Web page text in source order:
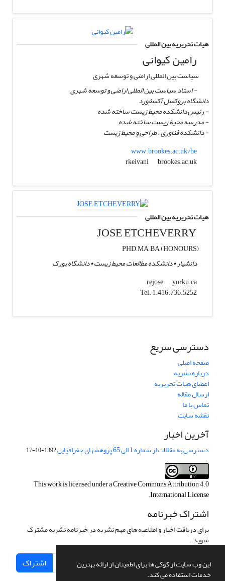
این وب سایت از کوکی ها برای اطمینان از ارائه بهترین
خدمات استفاده می کند.
هیات تحریریه بین المللی
رامین کیوانی
سیاست بین المللی اراضی و توسعه شهری
- استاد سیاست بین المللی اراضی و توسعه شهری
دانشگاه بروکسل آکسفورد
- رئیس دانشکده محیط زیست ساخته شده
- مدرسه محیط زیست ساخته شده
- دانشکده فناوری ، طراحی و محیط زیست
www.brookes.ac.uk/be
rkeivani
brookes.ac.uk
هیات تحریریه بین المللی
JOSE ETCHEVERRY
PHD, MA, BA (HONOURS)
دانشیار • دانشکده مطالعات محیط زیست • دانشگاه یورک
rejose
yorku.ca
Tel. 1.416.736.5252
دسترسی سریع
صفحه اصلی
درباره نشریه
اعضای هیات تحریریه
ارسال مقاله
تماس با ما
نقشه سایت
آخرین اخبار
دسترسی به مقالات از شماره 1 الی 65 پژوهشهای جغرافیایی 1392-10-17
This work is licensed under aCreative Commons Attribution 4.0
International License
.
اشتراک خبرنامه
برای دریافت اخبار و اطلاعیه های مهم نشریه در خبرنامه نشریه مشترک
شوید.
اشتراک